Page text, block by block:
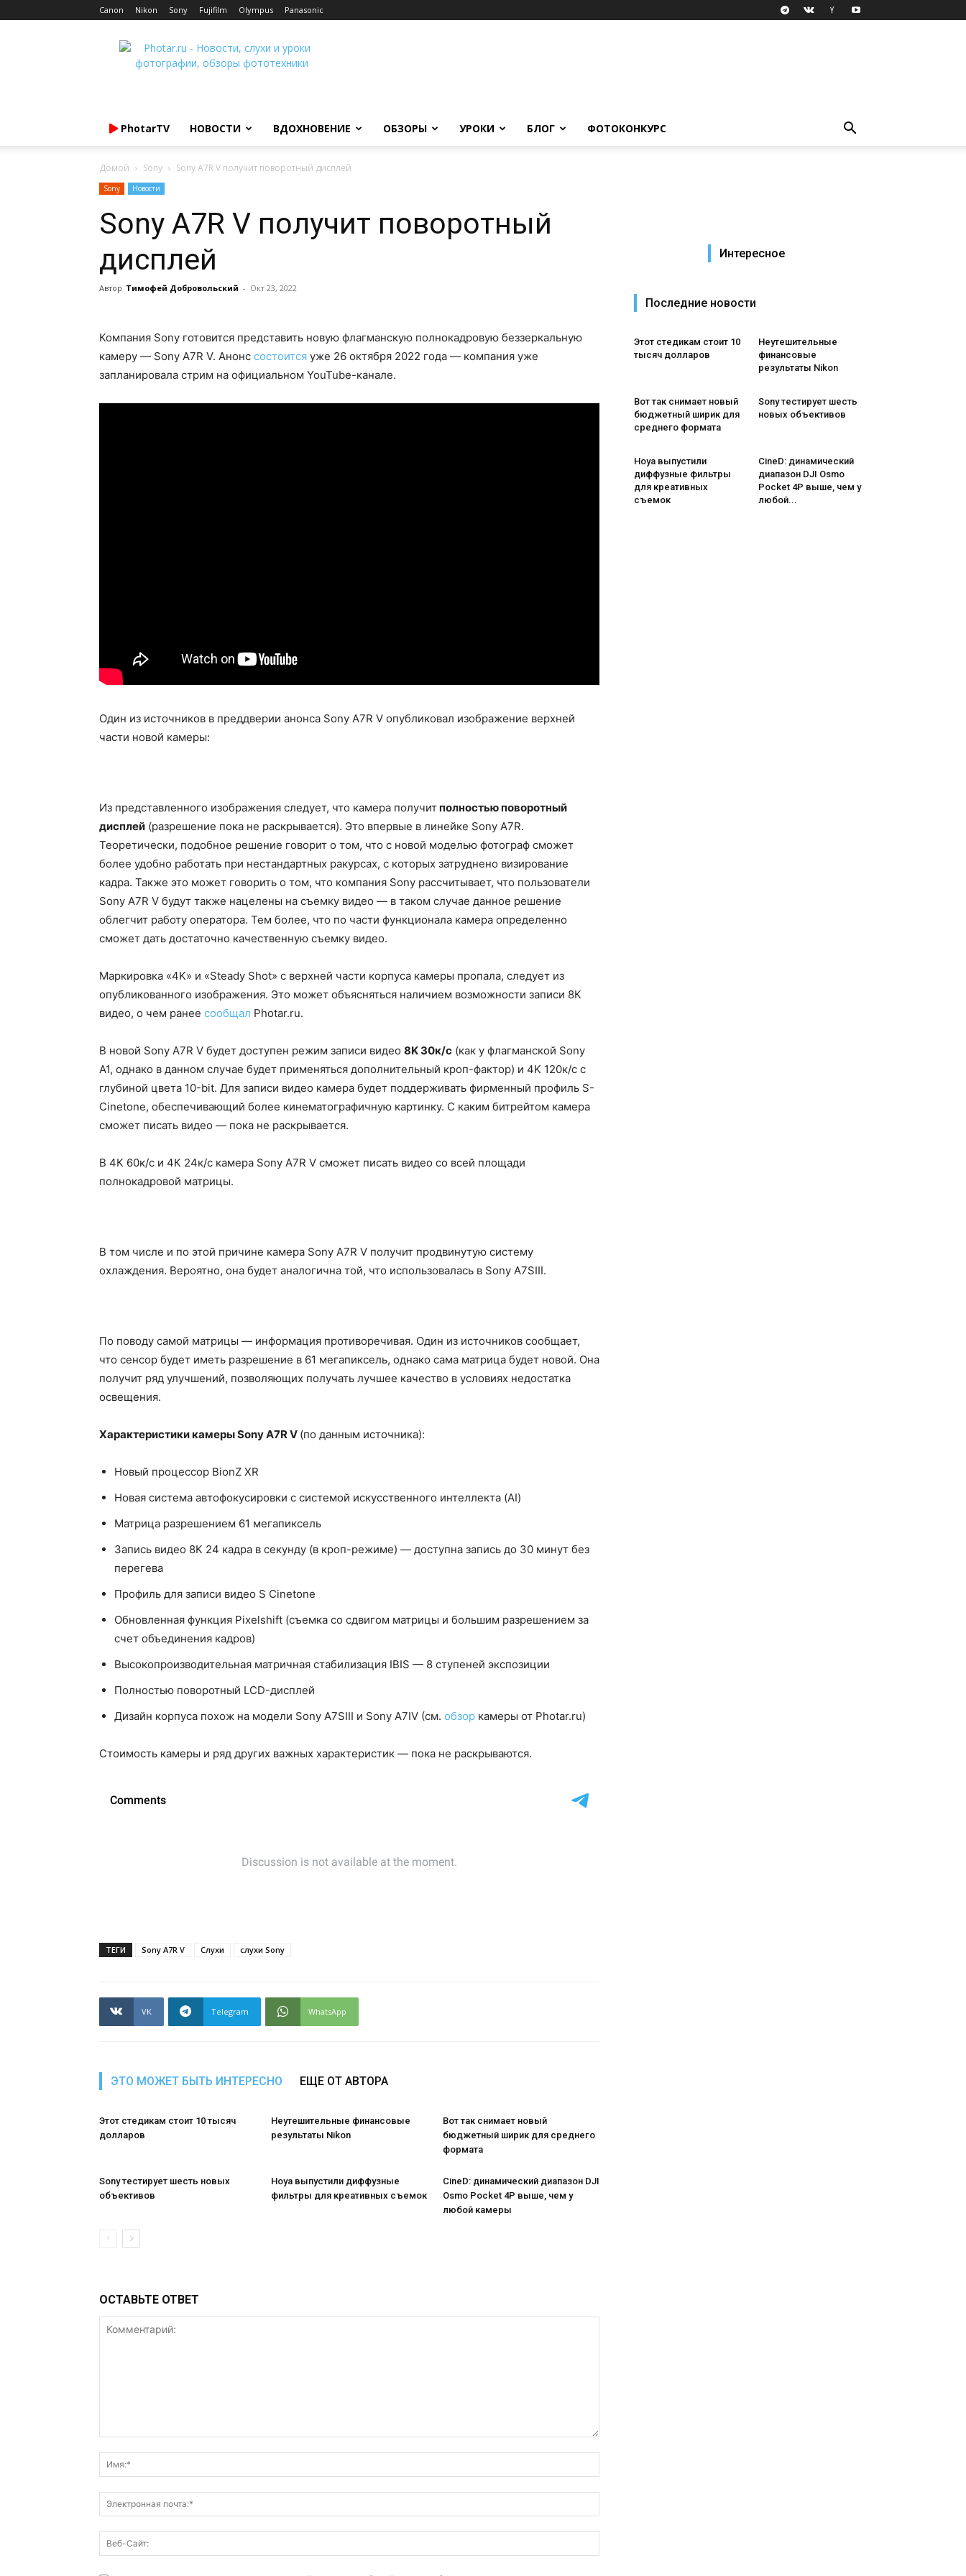
Canon Nikon Sony Fujifilm Olympus Panasonic
Photar.ru
PhotarTV НОВОСТИ ВДОХНОВЕНИЕ ОБЗОРЫ УРОКИ БЛОГ ФОТОКОНКУРС
Домой Sony Sony A7R V получит поворотный дисплей
Sony Новости
Sony A7R V получит поворотный
дисплей
Автор Тимофей Добровольский - Окт 23, 2022
Компания Sony готовится представить новую флагманскую полнокадровую беззеркальную
камеру — Sony A7R V. Анонс состоится уже 26 октября 2022 года — компания уже
запланировала стрим на официальном YouTube-канале.
Один из источников в преддверии анонса Sony A7R V опубликовал изображение верхней
части новой камеры:
Из представленного изображения следует, что камера получитполностью поворотный
дисплей (разрешение пока не раскрывается). Это впервые в линейке Sony A7R.
Теоретически, подобное решение говорит о том, что с новой моделью фотограф сможет
более удобно работать при нестандартных ракурсах, с которых затруднено визирование
кадра. Также это может говорить о том, что компания Sony рассчитывает, что пользователи
Sony A7R V будут также нацелены на съемку видео — в таком случае данное решение
облегчит работу оператора. Тем более, что по части функционала камера определенно
сможет дать достаточно качественную съемку видео.
Маркировка «4K» и «Steady Shot» с верхней части корпуса камеры пропала, следует из
опубликованного изображения. Это может объясняться наличием возможности записи 8К
видео, о чем ранее сообщал Photar.ru.
В новой Sony A7R V будет доступен режим записи видео 8K 30к/с (как у флагманской Sony
A1, однако в данном случае будет применяться дополнительный кроп-фактор) и 4K 120к/с с
глубиной цвета 10-bit. Для записи видео камера будет поддерживать фирменный профиль S-
Сinetone, обеспечивающий более кинематографичную картинку. С каким битрейтом камера
сможет писать видео — пока не раскрывается.
В 4К 60к/с и 4К 24к/с камера Sony A7R V сможет писать видео со всей площади
полнокадровой матрицы.
В том числе и по этой причине камера Sony A7R V получит продвинутую систему
охлаждения. Вероятно, она будет аналогична той, что использовалась в Sony A7SIII.
По поводу самой матрицы — информация противоречивая. Один из источников сообщает,
что сенсор будет иметь разрешение в 61 мегапиксель, однако сама матрица будет новой. Она
получит ряд улучшений, позволяющих получать лучшее качество в условиях недостатка
освещения.
Характеристики камеры Sony A7R V (по данным источника):
Новый процессор BionZ XR
Новая система автофокусировки с системой искусственного интеллекта (AI)
Матрица разрешением 61 мегапиксель
Запись видео 8К 24 кадра в секунду (в кроп-режиме) — доступна запись до 30 минут без
перегева
Профиль для записи видео S Сinetone
Обновленная функция Pixelshift (съемка со сдвигом матрицы и большим разрешением за
счет объединения кадров)
Высокопроизводительная матричная стабилизация IBIS — 8 ступеней экспозиции
Полностью поворотный LCD-дисплей
Дизайн корпуса похож на модели Sony A7SIII и Sony A7IV (см. обзор камеры от Photar.ru)
Стоимость камеры и ряд других важных характеристик — пока не раскрываются.
ТЕГИ Sony A7R V Слухи слухи Sony
VK Telegram WhatsApp
ЭТО МОЖЕТ БЫТЬ ИНТЕРЕСНО ЕЩЕ ОТ АВТОРА
Этот стедикам стоит 10 тысяч
долларов
Неутешительные финансовые
результаты Nikon
Вот так снимает новый
бюджетный ширик для среднего
формата
Sony тестирует шесть новых
объективов
Hoya выпустили диффузные
фильтры для креативных съемок
CineD: динамический диапазон DJI
Osmo Pocket 4P выше, чем у
любой камеры
ОСТАВЬТЕ ОТВЕТ
Интересное
Последние новости
Этот стедикам стоит 10
тысяч долларов
Неутешительные
финансовые
результаты Nikon
Вот так снимает новый
бюджетный ширик для
среднего формата
Sony тестирует шесть
новых объективов
Hoya выпустили
диффузные фильтры
для креативных
съемок
CineD: динамический
диапазон DJI Osmo
Pocket 4P выше, чем у
любой...